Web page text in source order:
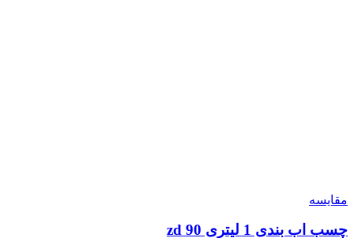
مقایسه
چسب اب بندی 1 لیتری zd 90